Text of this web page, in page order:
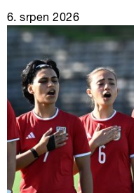
6. srpen 2026